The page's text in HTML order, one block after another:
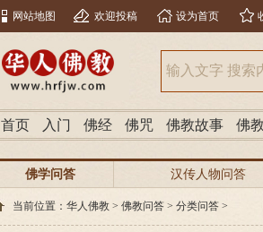
网站地图 欢迎投稿 设为首页
首页 入门 佛经 佛咒 佛教故事 佛
佛学问答 汉传人物问答
当前位置： 华人佛教 > 佛教问答 > 分类问答 >